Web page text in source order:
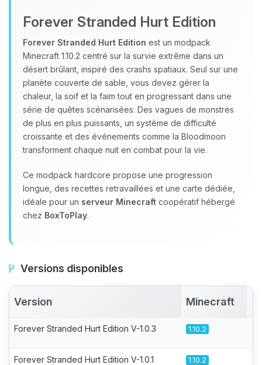
Forever Stranded Hurt Edition
Forever Stranded Hurt Edition est un modpack
Minecraft 1.10.2 centré sur la survie extrême dans un
désert brûlant, inspiré des crashs spatiaux. Seul sur une
planète couverte de sable, vous devez gérer la
chaleur, la soif et la faim tout en progressant dans une
série de quêtes scénarisées. Des vagues de monstres
de plus en plus puissants, un système de difficulté
croissante et des événements comme la Bloodmoon
transforment chaque nuit en combat pour la vie.
Ce modpack hardcore propose une progression
longue, des recettes retravaillées et une carte dédiée,
idéale pour un serveur Minecraft coopératif hébergé
chez BoxToPlay.
Versions disponibles
Version Minecraft
Forever Stranded Hurt Edition V-1.0.3 1.10.2
Forever Stranded Hurt Edition V-1.0.1 1.10.2